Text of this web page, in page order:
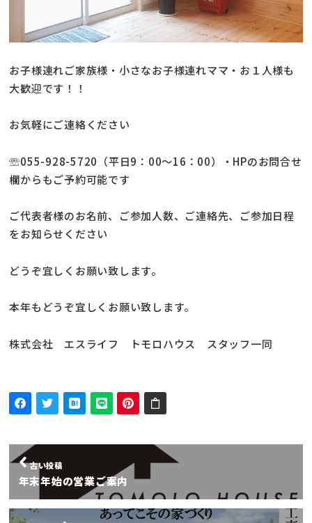
お子様連れご家族様・小さなお子様連れママ・お１人様も
大歓迎です！！
お気軽にご連絡ください
☏055-928-5720（平日9：00～16：00）・HPのお問合せ
欄からもご予約可能です
ご代表者様のお名前、ご参加人数、ご連絡先、ご参加日程
をお知らせください
どうぞ宜しくお願い致します。
本年もどうぞ宜しくお願い致します。
株式会社 エスライフ トモロハウス スタッフ一同
古い投稿
年末年始の営業ご案内